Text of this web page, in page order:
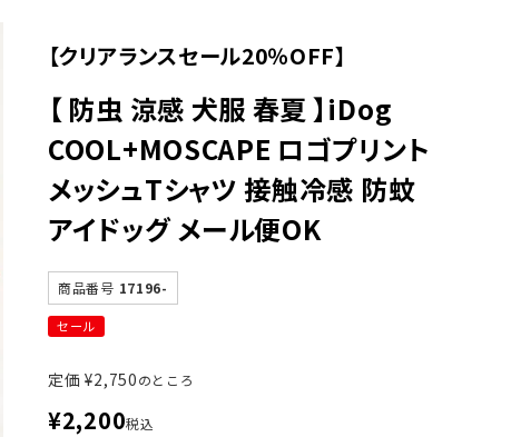
【クリアランスセール20％OFF】
【 防虫 涼感 犬服 春夏 】iDog
COOL+MOSCAPE ロゴプリント
メッシュTシャツ 接触冷感 防蚊
アイドッグ メール便OK
商品番号 17196-
セール
定価 ¥2,750のところ
¥2,200税込